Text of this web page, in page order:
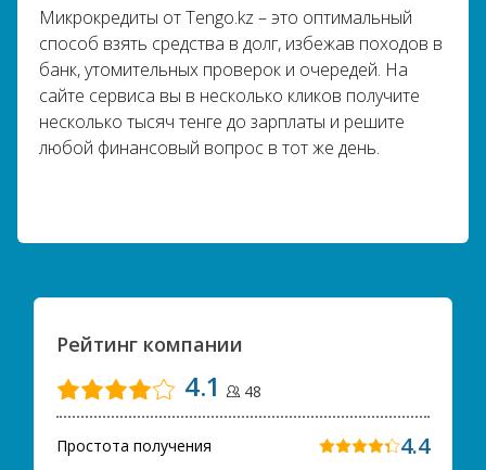
Микрокредиты от Tengo.kz – это оптимальный
способ взять средства в долг, избежав походов в
банк, утомительных проверок и очередей. На
сайте сервиса вы в несколько кликов получите
несколько тысяч тенге до зарплаты и решите
любой финансовый вопрос в тот же день.
Рейтинг компании
4.1 48
Простота получения 4.4